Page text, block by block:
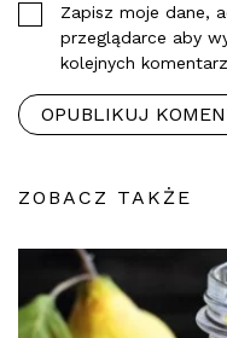
Zapisz moje dane,
przeglądarce aby
kolejnych
ZOBACZ TAKŻE